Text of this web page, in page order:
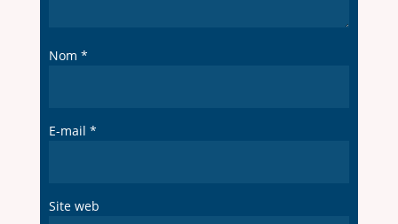
Nom *
E-mail *
Site web